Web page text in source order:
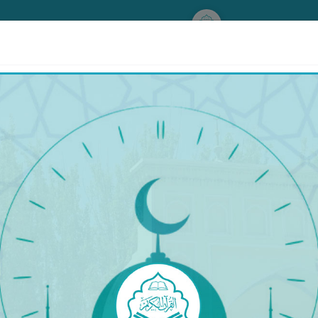
تەرجىمە تەپسىر
نَصِيبٌ مِّمَّا تَرَكَ ٱلْوَٰلِدَانِ وَٱلْأَقْرَبُونَ مِمَّا
مېيىتنىڭ تەرەكىسىدە) ئەرلەرنىڭ ھەسسىسى بار.
ئاز بولسۇن ياكى كۆپ بولسۇن، ھەر ئادەم